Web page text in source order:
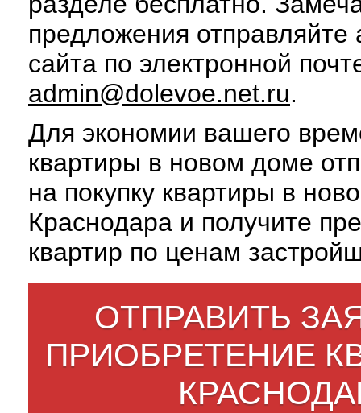
предложения отправляйте
сайта по электронной
admin@dolevoe.net.ru.
Для экономии вашего
квартиры в новом доме
на покупку квартиры в
Краснодара и получите
квартир по ценам
ОТПРАВИТЬ
ПРИОБРЕТЕНИЕ